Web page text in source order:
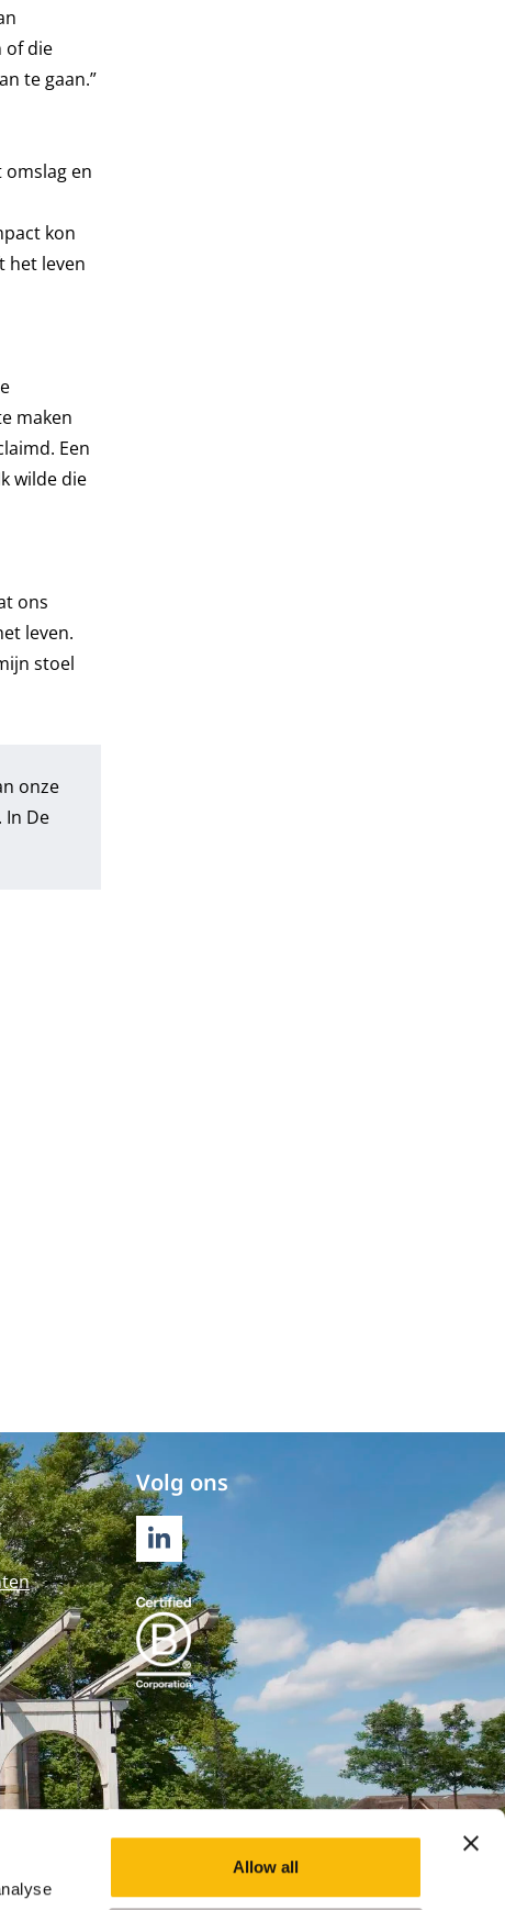
Allow all
of die
te gaan.”
omslag en
kon
het leven
maken
Een
wilde die
ons
leven.
stoel
onze
In De
Volg ons
LINKEDIN